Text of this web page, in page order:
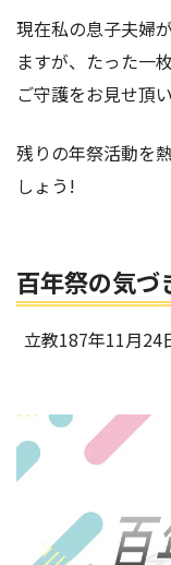
現在私の息子夫婦
ますが、たった一
ご守護をお見せ頂
残りの年祭活動を
しょう!
百年祭の気づ
立教187年11月24